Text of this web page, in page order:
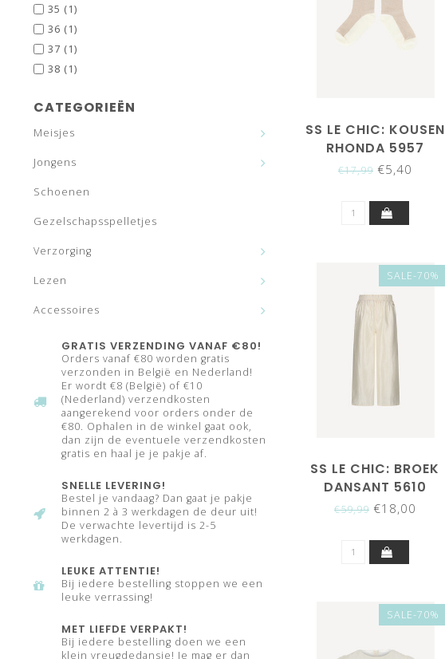
35 (1)
36 (1)
37 (1)
38 (1)
CATEGORIEËN
Meisjes
Jongens
Schoenen
Gezelschapsspelletjes
Verzorging
Lezen
Accessoires
GRATIS VERZENDING VANAF €80!
Orders vanaf €80 worden gratis
verzonden in België en Nederland!
Er wordt €8 (België) of €10
(Nederland) verzendkosten
aangerekend voor orders onder de
€80. Ophalen in de winkel gaat ook,
dan zijn de eventuele verzendkosten
gratis en haal je je pakje af.
SNELLE LEVERING!
Bestel je vandaag? Dan gaat je pakje
binnen 2 à 3 werkdagen de deur uit!
De verwachte levertijd is 2-5
werkdagen.
LEUKE ATTENTIE!
Bij iedere bestelling stoppen we een
leuke verrassing!
MET LIEFDE VERPAKT!
Bij iedere bestelling doen we een
klein vreugdedansje! Je mag er dan
SS LE CHIC: KOUSEN
RHONDA 5957
(GOLD/PEARL)
€17,99€5,40
SALE-70%
SS LE CHIC: BROEK
DANSANT 5610
(MERINGUE MOOD)
€59,99€18,00
SALE-70%